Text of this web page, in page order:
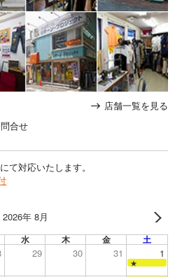
店舗一覧を見る
合せ
て対応いたします。
2026年 8月
水 木 金 土
29 30 31 1
★